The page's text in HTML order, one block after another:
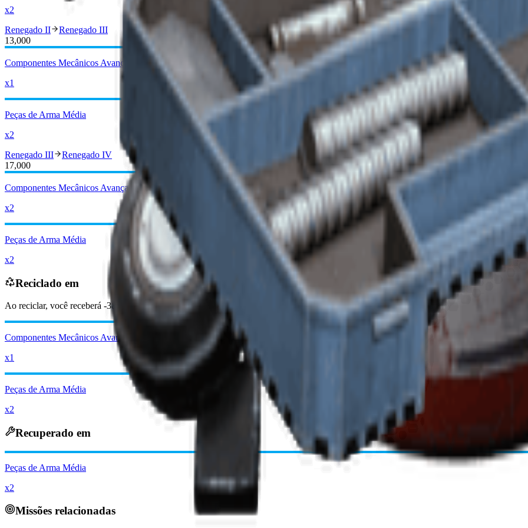
x2
Renegado II
Renegado III
13,000
Componentes Mecânicos Avançados
x1
Peças de Arma Média
x2
Renegado III
Renegado IV
17,000
Componentes Mecânicos Avançados
x2
Peças de Arma Média
x2
Reciclado em
Ao reciclar, você receberá -3850 menos Moedas raider
Componentes Mecânicos Avançados
x1
Peças de Arma Média
x2
Recuperado em
Peças de Arma Média
x2
Missões relacionadas